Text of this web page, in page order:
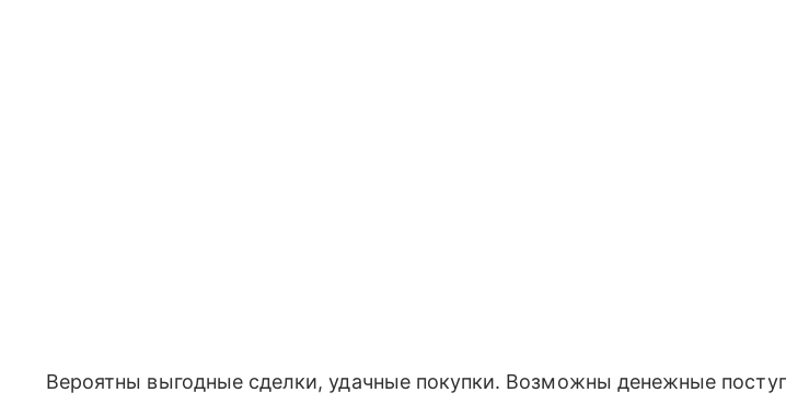
Вероятны выгодные сделки, удачные покупки. Возможны денежные